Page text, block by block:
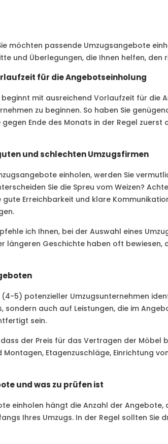
möchten passende Umzugsangebote
und Überlegungen, die Ihnen helfen,
für die Angebotseinholung
mit ausreichend Vorlaufzeit für die
zu beginnen. So haben Sie
Ende des Monats in der Regel
und schlechten Umzugsfirmen
einholen, werden Sie
Sie die Spreu vom Weizen?
gute Erreichbarkeit und klare
ich Ihnen, bei der Auswahl eines
längeren Geschichte haben oft
(4-5) potenzieller Umzugsunternehmen
sondern auch auf Leistungen, die im
sein.
der Preis für das Vertragen der Möbel
Etagenzuschläge, Einrichtung
und was zu prüfen ist
einholen hängt die Anzahl der
Ihres Umzugs. In der Regel sollten